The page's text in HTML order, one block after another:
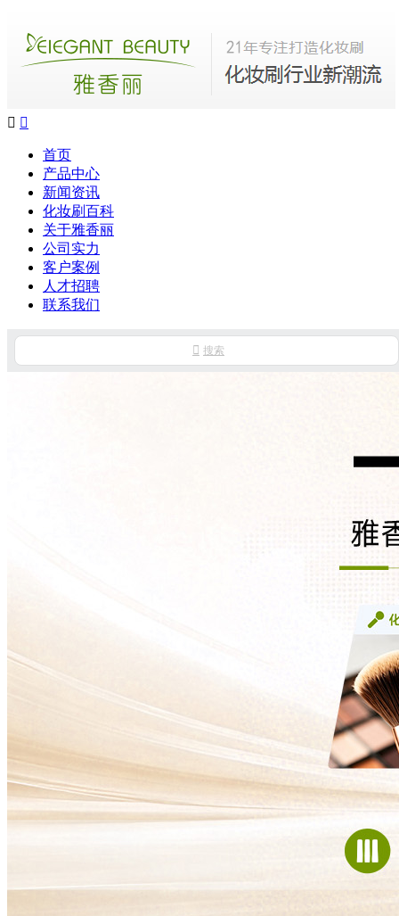
 
首页
产品中心
新闻资讯
化妆刷百科
关于雅香丽
公司实力
客户案例
人才招聘
联系我们
 搜索